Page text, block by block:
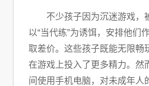
不少孩子因为沉迷游戏，
以“当代练”为诱饵，安排他们
取差价。这些孩子既能无限畅
在游戏上投入了更多精力。然
间使用手机电脑，对未成年人